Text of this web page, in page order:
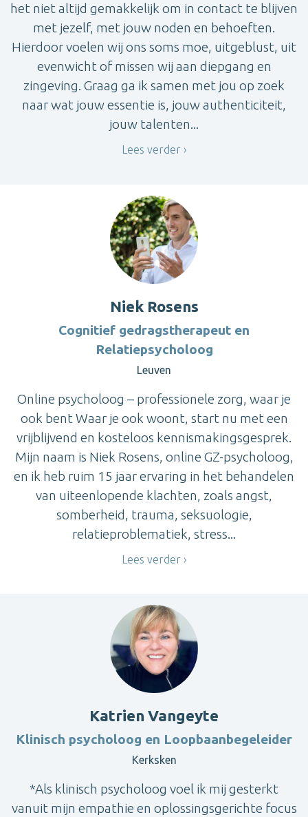
het niet altijd gemakkelijk om in contact te blijven
met jezelf, met jouw noden en behoeften.
Hierdoor voelen wij ons soms moe, uitgeblust, uit
evenwicht of missen wij aan diepgang en
zingeving. Graag ga ik samen met jou op zoek
naar wat jouw essentie is, jouw authenticiteit,
jouw talenten...
Lees verder
Niek Rosens
Cognitief gedragstherapeut en
Relatiepsycholoog
Leuven
Online psycholoog – professionele zorg, waar je
ook bent Waar je ook woont, start nu met een
vrijblijvend en kosteloos kennismakingsgesprek.
Mijn naam is Niek Rosens, online GZ-psycholoog,
en ik heb ruim 15 jaar ervaring in het behandelen
van uiteenlopende klachten, zoals angst,
somberheid, trauma, seksuologie,
relatieproblematiek, stress...
Lees verder
Katrien Vangeyte
Klinisch psycholoog en Loopbaanbegeleider
Kerksken
*Als klinisch psycholoog voel ik mij gesterkt
vanuit mijn empathie en oplossingsgerichte focus